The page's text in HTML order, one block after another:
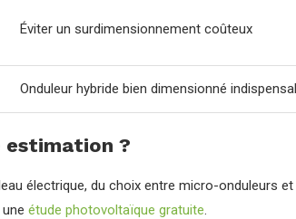
Éviter un surdimensionnement coûteux
Onduleur hybride bien dimensionné
estimation ?
électrique, du choix entre micro-onduleurs
étude photovoltaïque gratuite.